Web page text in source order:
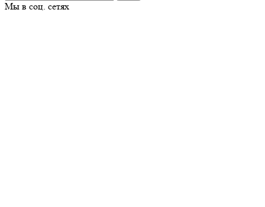
Мы в соц. сетях